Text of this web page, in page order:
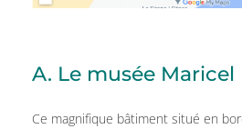
A. Le musée Maricel
Ce magnifique bâtiment situé en